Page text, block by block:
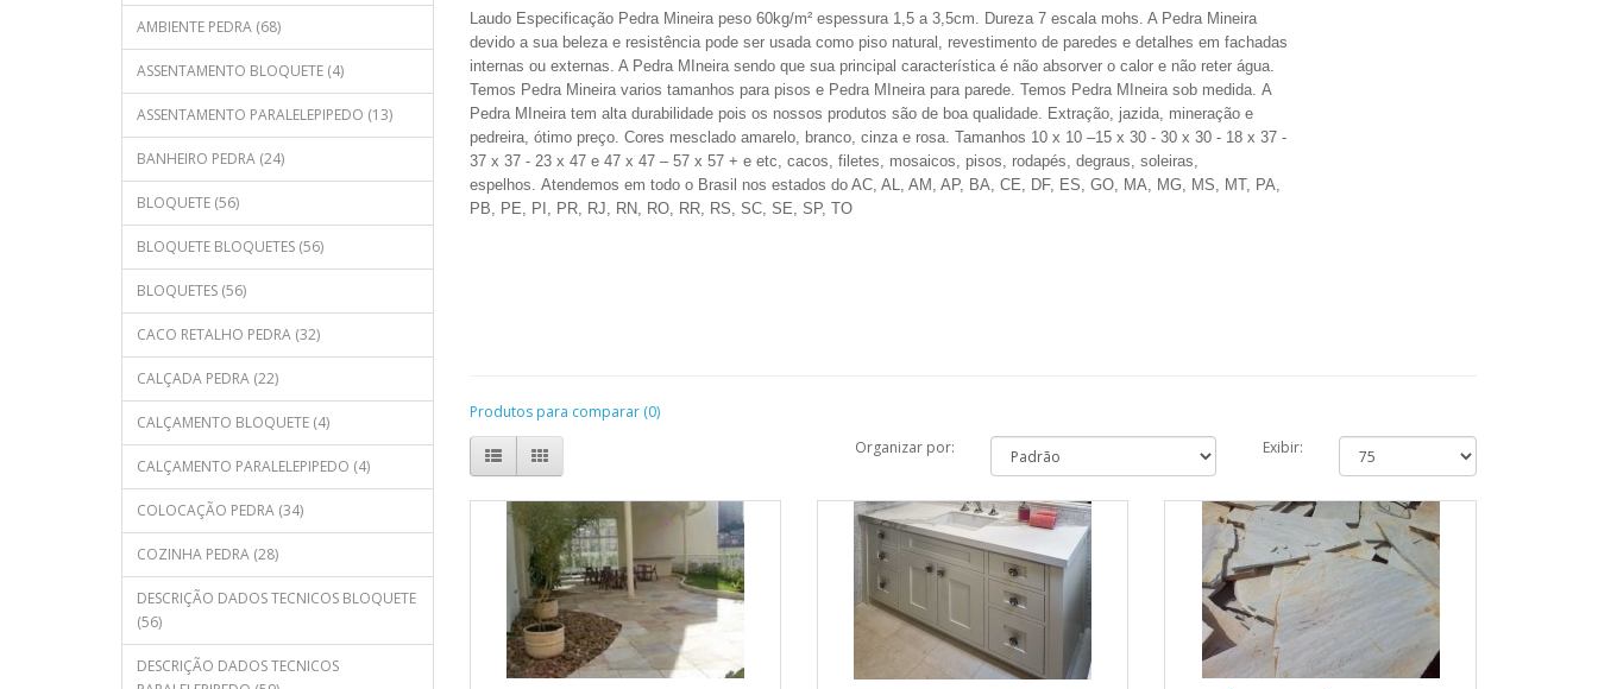
AMBIENTE PEDRA (68)
ASSENTAMENTO BLOQUETE (4)
ASSENTAMENTO PARALELEPIPEDO (13)
BANHEIRO PEDRA (24)
BLOQUETE (56)
BLOQUETE BLOQUETES (56)
BLOQUETES (56)
CACO RETALHO PEDRA (32)
CALÇADA PEDRA (22)
CALÇAMENTO BLOQUETE (4)
CALÇAMENTO PARALELEPIPEDO (4)
COLOCAÇÃO PEDRA (34)
COZINHA PEDRA (28)
DESCRIÇÃO DADOS TECNICOS BLOQUETE
(56)
DESCRIÇÃO DADOS TECNICOS
LaudoEspecificação Pedra Mineira peso 60kg/m² espessura 1,5 a 3,5cm. Dureza 7 escala mohs. A Pedra Mineira
devido a sua beleza e resistência pode ser usada como piso natural, revestimento de paredes e detalhes em fachadas
internas ou externas. A Pedra MIneira sendo que sua principal característica é não absorver o calor e não reter água.
Temos Pedra Mineira varios tamanhos para pisos e Pedra MIneira para parede. Temos Pedra MIneira sob medida. A
Pedra MIneira tem alta durabilidade pois os nossos produtos são de boa qualidade. Extração, jazida, mineração e
pedreira, ótimo preço. Cores mesclado amarelo, branco, cinza e rosa. Tamanhos 10 x 10 –15 x 30 - 30 x 30 - 18 x 37 -
37 x 37 - 23 x 47 e 47 x 47 – 57 x 57 + e etc, cacos, filetes, mosaicos, pisos, rodapés, degraus, soleiras,
espelhos. Atendemos em todo o Brasil nos estados do AC, AL, AM, AP, BA, CE, DF, ES, GO, MA, MG, MS, MT, PA,
PB, PE, PI, PR, RJ, RN, RO, RR, RS, SC, SE, SP, TO
Produtos para comparar (0)
Organizar por:
Exibir: